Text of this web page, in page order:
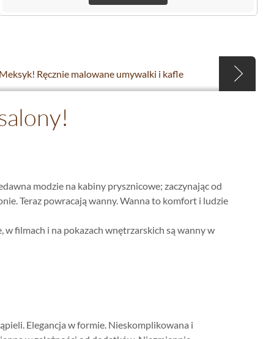
Ręcznie malowane umywalki i kafle
modzie na kabiny prysznicowe; zaczynając od
Teraz powracają wanny. Wanna to komfort i ludzie
filmach i na pokazach wnętrzarskich są wanny w
Elegancja w formie. Nieskomplikowana i